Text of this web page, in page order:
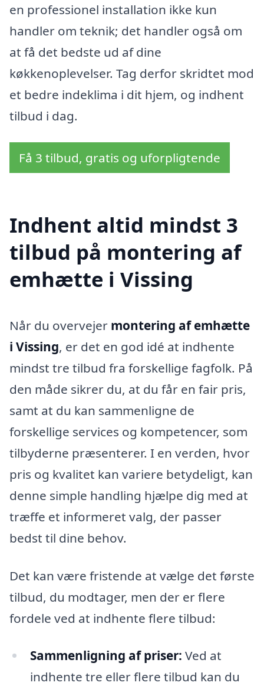
en professionel installation ikke kun
handler om teknik; det handler også om
at få det bedste ud af dine
køkkenoplevelser. Tag derfor skridtet mod
et bedre indeklima i dit hjem, og indhent
tilbud i dag.
Få 3 tilbud, gratis og uforpligtende
Indhent altid mindst 3
tilbud på montering af
emhætte i Vissing
Når du overvejer montering af emhætte
i Vissing, er det en god idé at indhente
mindst tre tilbud fra forskellige fagfolk. På
den måde sikrer du, at du får en fair pris,
samt at du kan sammenligne de
forskellige services og kompetencer, som
tilbyderne præsenterer. I en verden, hvor
pris og kvalitet kan variere betydeligt, kan
denne simple handling hjælpe dig med at
træffe et informeret valg, der passer
bedst til dine behov.
Det kan være fristende at vælge det første
tilbud, du modtager, men der er flere
fordele ved at indhente flere tilbud:
Sammenligning af priser: Ved at
indhente tre eller flere tilbud kan du